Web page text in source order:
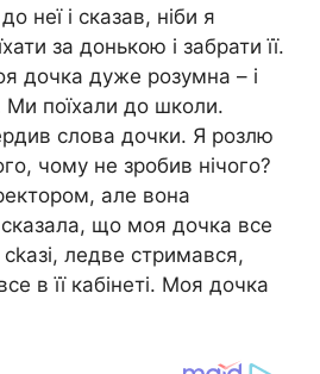
неї і сказав, ніби я
за донькою і забрати її.
дочка дуже розумна – і
Ми поїхали до школи.
слова дочки. Я розлю
чому не зробив нічого?
але вона
що моя дочка все
ледве стримався,
в її кабінеті. Моя дочка